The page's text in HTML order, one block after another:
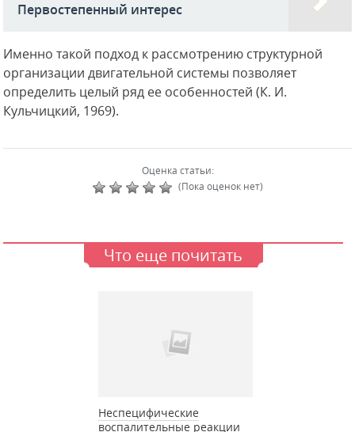
Первостепенный интерес
Именно такой подход к рассмотрению структурной
организации двигательной системы позволяет
определить целый ряд ее особенностей (К. И.
Кульчицкий, 1969).
Оценка статьи:
(Пока оценок нет)
Что еще почитать
Неспецифические
воспалительные реакции